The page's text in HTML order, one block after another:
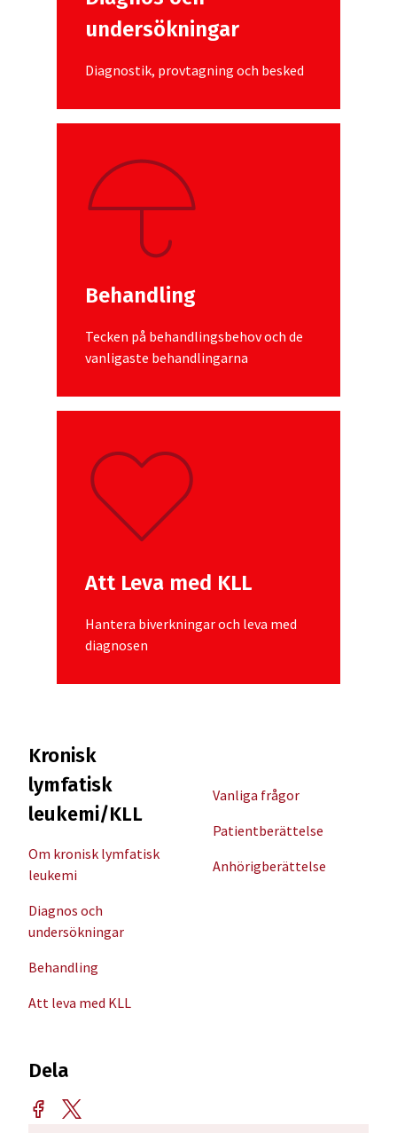
undersökningar
Diagnostik, provtagning och besked
Behandling
Tecken på behandlingsbehov och de
vanligaste behandlingarna
Att Leva med KLL
Hantera biverkningar och leva med
diagnosen
Kronisk
lymfatisk
leukemi/KLL
Om kronisk lymfatisk
leukemi
Diagnos och
undersökningar
Behandling
Att leva med KLL
Vanliga frågor
Patientberättelse
Anhörigberättelse
Dela